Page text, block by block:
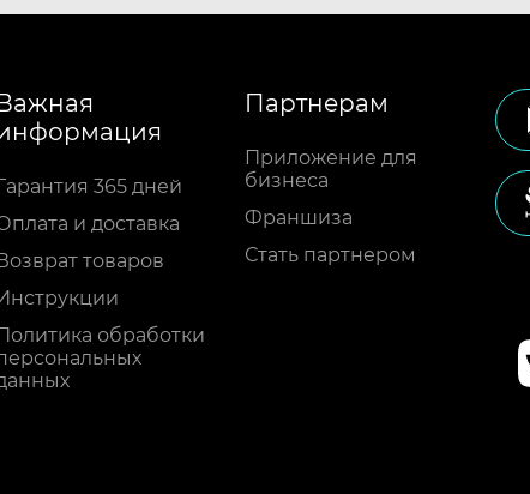
Гарантия 365 дней
и доставка
Возврат товаров
Инструкции
Политика обработки
Партнерам
Приложение для
бизнеса
Франшиза
Стать партнером